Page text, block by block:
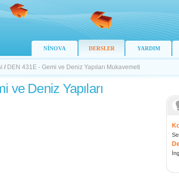
NİNOVA DERSLER YARDIM
/ DEN 431E - Gemi ve Deniz Yapıları Mukavemeti
ve Deniz Yapıları